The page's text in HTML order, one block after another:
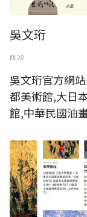
吳文珩
四 28
吳文珩官方網
都美術館,大日
館,中華民國油